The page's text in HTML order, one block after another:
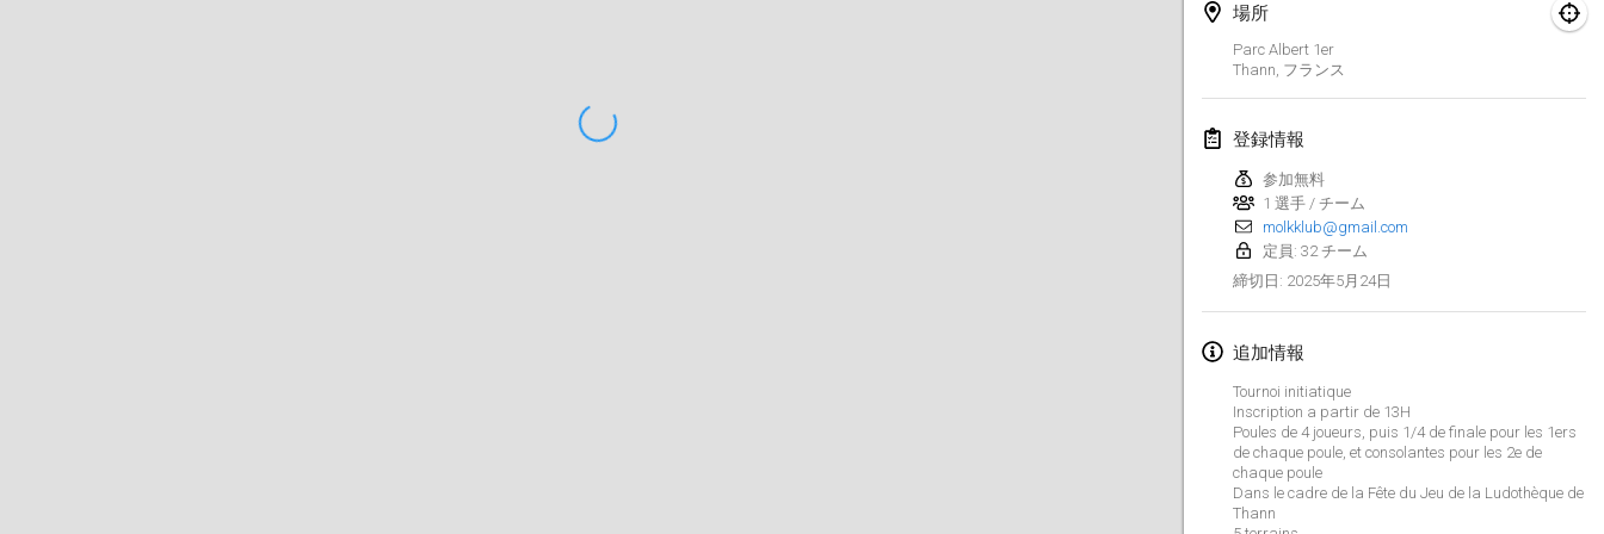
場所
Parc Albert 1er
Thann フランス
登録情報
参加無料
1 選手 / チーム
molkklub@gmail.com
定員: 32 チーム
締切日 : 2025年5月24日
追加情報
Tournoi initiatique
Inscription a partir de 13H
Poules de 4 joueurs, puis 1/4 de finale pour les 1ers
de chaque poule, et consolantes pour les 2e de
chaque poule
Dans le cadre de la Fête du Jeu de la Ludothèque de
Thann
2025年2月
2025年2月7日
Open des vendanges tardives
2025年2月8日|フランス
Indoor de la CASAS
2025年2月15日|フィンランド
Warm-up EM Indoor
2025年2月28日|チェコ